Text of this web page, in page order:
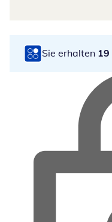
Sie erhalten 19